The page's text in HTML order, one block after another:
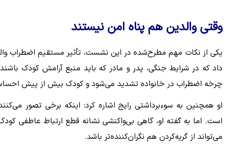
وقتی والدین هم پناه امن نیستند
یکی از نکات مهم مطرح‌شده در این نشست، تأثیر مستقیم اضطراب
داد که در شرایط جنگی، پدر و مادر که باید منبع آرامش کودک
چرخه اضطراب در خانواده تشدید می‌شود و کودک بیش از پیش
او همچنین به سوءبرداشتی رایج اشاره کرد: اینکه برخی تصور
است. اما به گفته او، گاهی بی‌واکنشی نشانه قطع ارتباط عاطفی
می‌تواند از گریه‌کردن هم نگران‌کننده‌تر باشد.